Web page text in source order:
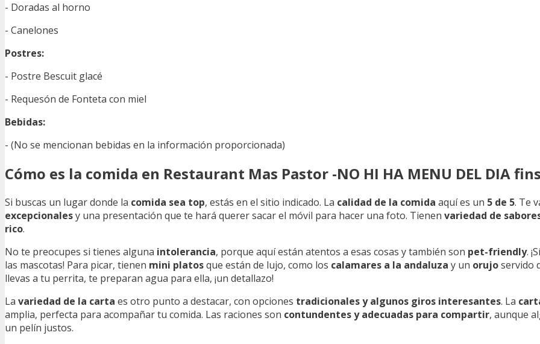
- Doradas al horno
- Canelones
Postres:
- Postre Bescuit glacé
- Requesón de Fonteta con miel
Bebidas:
- (No se mencionan bebidas en la información proporcionada)
Cómo es la comida en Restaurant Mas Pastor -NO HI HA MENU DEL DIA
Si buscas un lugar donde la comida sea top, estás en el sitio indicado. La calidad de la comida aquí es un 5 de 5. Te
excepcionalesy una presentación que te hará querer sacar el móvil para hacer una foto. Tienen variedad de
rico.
No te preocupes si tienes alguna intolerancia, porque aquí están atentos a esas cosas y también son pet-friendly.
las mascotas! Para picar, tienen mini platosque están de lujo, como los calamares a la andaluza y un orujoservido
llevas a tu perrita, te preparan agua para ella, ¡un detallazo!
La variedad de la carta es otro punto a destacar, con opciones tradicionales y algunos giros interesantes. La
amplia, perfecta para acompañar tu comida. Las raciones son contundentes y adecuadas para compartir, aunque
un pelín justos.